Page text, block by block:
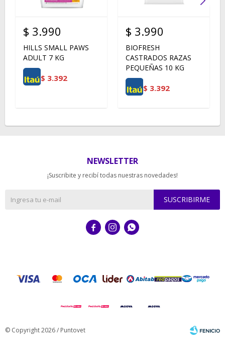
$ 3.990
HILLS SMALL PAWS
ADULT 7 KG
$ 3.392
$ 3.990
BIOFRESH
CASTRADOS RAZAS
PEQUEÑAS 10 KG
$ 3.392
NEWSLETTER
¡Suscribite y recibí todas nuestras novedades!
SUSCRIBIRME
  
© Copyright 2026 / Puntovet